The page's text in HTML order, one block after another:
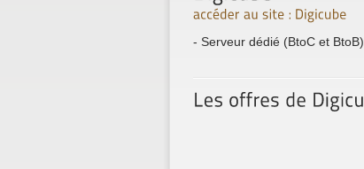
- Serveur dédié (BtoC et